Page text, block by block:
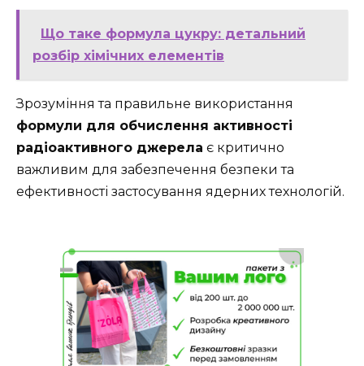
Що таке формула цукру: детальний
розбір хімічних елементів
Зрозуміння та правильне використання
формули для обчислення активності
радіоактивного джерела є критично
важливим для забезпечення безпеки та
ефективності застосування ядерних технологій.